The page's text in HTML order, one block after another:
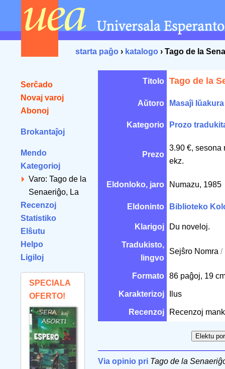
starta paĝo › katalogo › Tago de la
Serĉado
Novaj varoj
Abonoj
Brokantaĵoj
Mendo
Kategorioj
Varo: Tago de la
Senaeriĝo, La
Recenzoj
Statistiko
Elŝutu
Helpo
Ligiloj
SPECIALA
OFERTO!
Titolo Tago de la
Aŭtoro Masaĵi Iŭakura
Kategorio Prozo
Prezo
3.90 €, sesona
ekz.
Eldonloko, jaro Numazu, 1985
Eldoninto Biblioteko
Klarigoj Du noveloj.
Tradukisto,
lingvo
Sejŝro Nomra /
Formato 86 paĝoj, 19
Karakterizoj Ilus
Recenzoj Recenzoj
Via opinio pri Tago de la